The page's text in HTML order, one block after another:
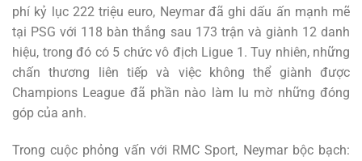
phí kỷ lục 222 triệu euro, Neymar đã ghi dấu ấn mạnh mẽ
tại PSG với 118 bàn thắng sau 173 trận và giành 12 danh
hiệu, trong đó có 5 chức vô địch Ligue 1. Tuy nhiên, những
chấn thương liên tiếp và việc không thể giành được
Champions League đã phần nào làm lu mờ những đóng
góp của anh.
Trong cuộc phỏng vấn với RMC Sport, Neymar bộc bạch: